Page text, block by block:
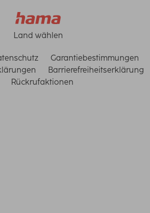
Land wählen
Garantiebestimmungen
Barrierefreiheitserklärung
Rückrufaktionen